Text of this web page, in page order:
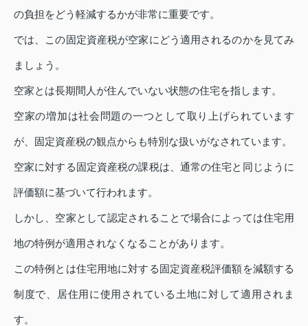
の負担をどう軽減するかが非常に重要です。
では、この固定資産税が空家にどう適用されるのかを見てみ
ましょう。
空家とは長期間人が住んでいない状態の住宅を指します。
空家の増加は社会問題の一つとして取り上げられています
が、固定資産税の観点からも特別な扱いがなされています。
空家に対する固定資産税の課税は、通常の住宅と同じように
評価額に基づいて行われます。
しかし、空家として認定されることで場合によっては住宅用
地の特例が適用されなくなることがあります。
この特例とは住宅用地に対する固定資産税評価額を減額する
制度で、居住用に使用されている土地に対して適用されま
す。